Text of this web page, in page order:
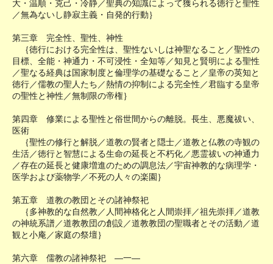
大・温順・克己・冷静／聖典の知識によって獲られる徳行と聖性
／無為ないし静寂主義・自発的行動｝
第三章 完全性、聖性、神性
｛徳行における完全性は、聖性ないしは神聖なること／聖性の
目標、全能・神通力・不可浸性・全知等／知見と賢明による聖性
／聖なる経典は国家制度と倫理学の基礎なること／皇帝の英知と
徳行／儒教の聖人たち／熱情の抑制による完全性／君臨する皇帝
の聖性と神性／無制限の帝権｝
第四章 修業による聖性と俗世間からの離脱。長生、悪魔祓い、
医術
｛聖性の修行と解脱／道教の賢者と隠士／道教と仏教の寺観の
生活／徳行と智慧による生命の延長と不朽化／悪霊祓いの神通力
／存在の延長と健康増進のための調息法／宇宙神教的な病理学・
医学および薬物学／不死の人々の楽園｝
第五章 道教の教団とその諸神祭祀
｛多神教的な自然教／人間神格化と人間崇拝／祖先崇拝／道教
の神統系譜／道教教団の創設／道教教団の聖職者とその活動／道
観と小庵／家庭の祭壇｝
第六章 儒教の諸神祭祀 ―一―